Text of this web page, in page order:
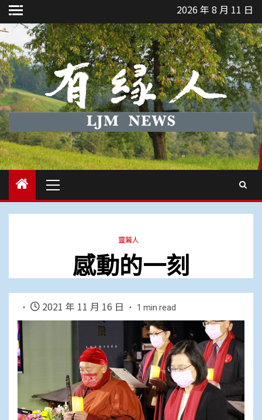
Skip
to
content
2026 年 8 月 11 日
Menu
靈鷲人
感動的一刻
2021 年 11 月 16 日 1 min read